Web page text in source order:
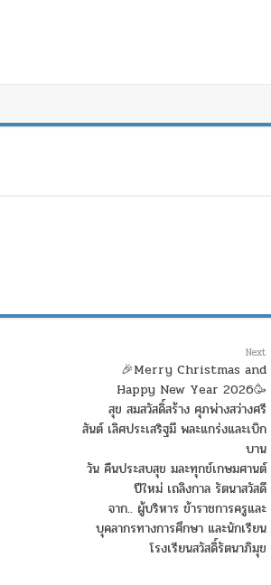
Next
🎉Merry Christmas and
Happy New Year 2026🥳
สุข สมสวัสดิ์สร้าง ศุภพ่างสว่างศรี
สันต์ เลิศประเสริฐมี พละแกร่งและเบิก
บาน
วัน คืนประสบสุข มละทุกข์เกษมศานต์
ปีใหม่ เถลิงกาล รัตนาสวัสดี
จาก.. ผู้บริหาร ข้าราชการครูและ
บุคลากรทางการศึกษา และนักเรียน
โรงเรียนสวัสดิ์รัตนาภิมุข